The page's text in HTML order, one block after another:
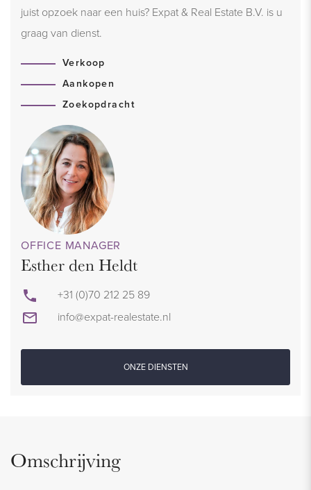
juist opzoek naar een huis? Expat & Real Estate B.V. is u
graag van dienst.
Verkoop
Aankopen
Zoekopdracht
OFFICE MANAGER
Esther den Heldt
+31 (0)70 212 25 89
info@expat-realestate.nl
ONZE DIENSTEN
Omschrijving